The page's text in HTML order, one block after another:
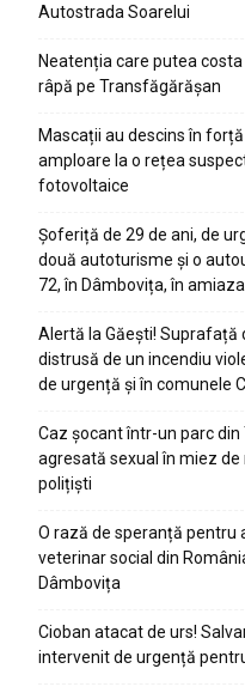
Autostrada Soarelui
Neatenția care putea
râpă pe Transfăgărășan
Mascații au descins în
amploare la o rețea
fotovoltaice
Șoferiță de 29 de ani, de
două autoturisme și o
72, în Dâmbovița, în
Alertă la Găești! Suprafață
distrusă de un incendiu
de urgență și în comunele
Caz șocant într-un parc din
agresată sexual în miez
polițiști
O rază de speranță pentru
veterinar social din
Dâmbovița
Cioban atacat de urs!
intervenit de urgență